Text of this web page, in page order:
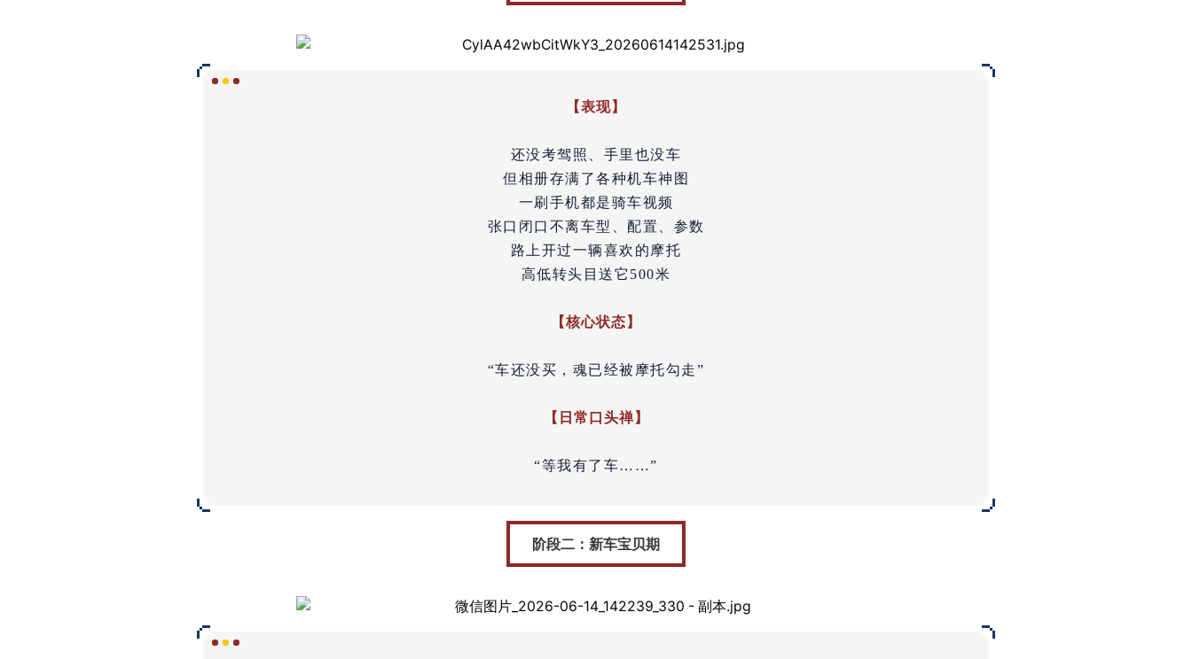
【表现】
还没考驾照、手里也没车
但相册存满了各种机车神图
一刷手机都是骑车视频
张口闭口不离车型、配置、参数
路上开过一辆喜欢的摩托
高低转头目送它500米
【核心状态】
“车还没买，魂已经被摩托勾走”
【日常口头禅】
“等我有了车……”
阶段二：新车宝贝期